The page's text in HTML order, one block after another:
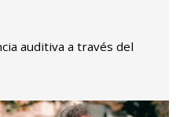
auditiva a través del